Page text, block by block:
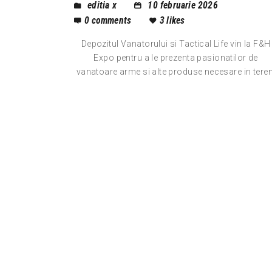
editia x
10 februarie 2026
0 comments 3likes
Depozitul Vanatorului si Tactical Life vin la F&H
Expo pentru a le prezenta pasionatilor de
vanatoare arme si alte produse necesare in